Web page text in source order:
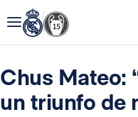
Chus Mateo:
un triunfo de